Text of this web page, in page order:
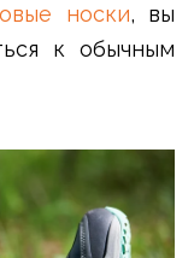
носки, вы
к обычным